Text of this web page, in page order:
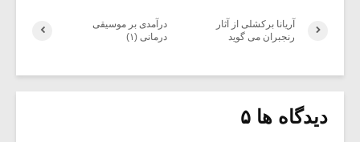
درآمدی بر موسیقی
درمانی (۱)
آریانا برکشلی از آثار
رنجبران می گوید
دیدگاه ها ۵